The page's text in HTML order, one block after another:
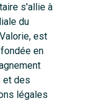
s'allie à
du
est
en
et des
légales